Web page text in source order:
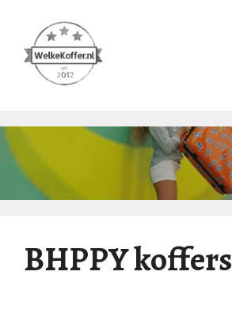
inhoud
BHPPY koffers